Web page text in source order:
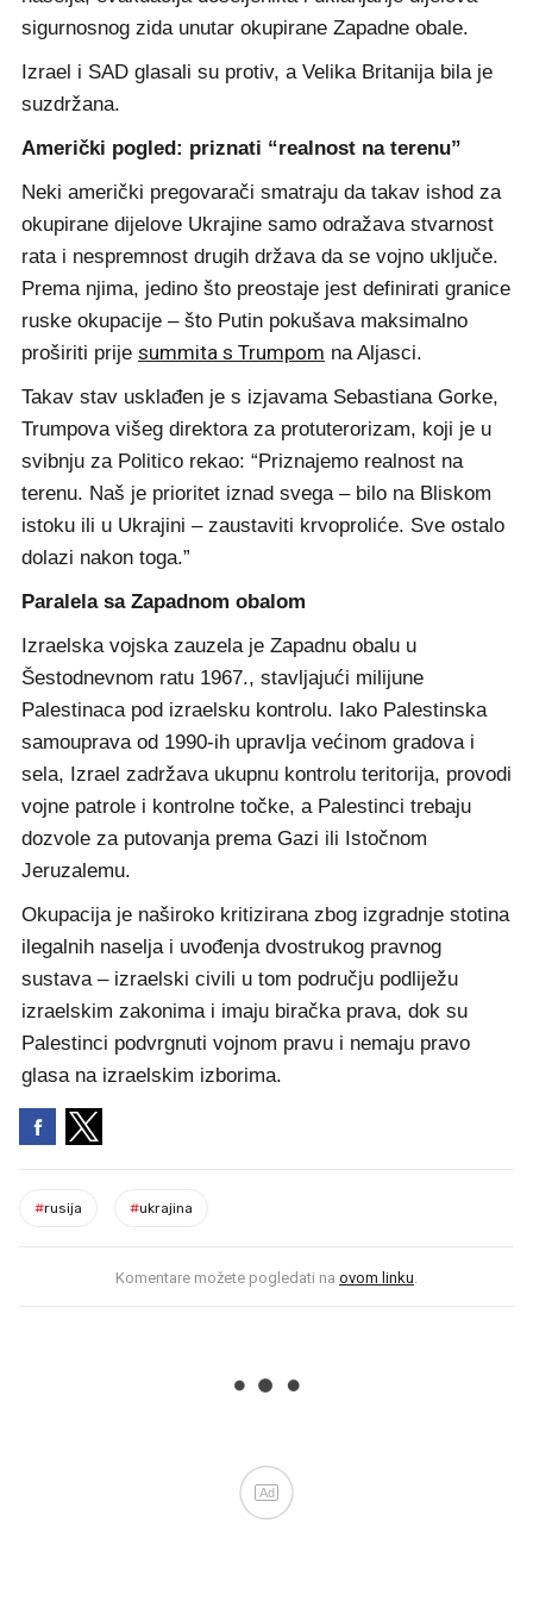
sigurnosnog zida unutar okupirane Zapadne obale.
Izrael i SAD glasali su protiv, a Velika Britanija bila je
suzdržana.
Američki pogled: priznati “realnost na terenu”
Neki američki pregovarači smatraju da takav ishod za
okupirane dijelove Ukrajine samo odražava stvarnost
rata i nespremnost drugih država da se vojno uključe.
Prema njima, jedino što preostaje jest definirati granice
ruske okupacije – što Putin pokušava maksimalno
proširiti prije summita s Trumpom na Aljasci.
Takav stav usklađen je s izjavama Sebastiana Gorke,
Trumpova višeg direktora za protuterorizam, koji je u
svibnju za Politico rekao: “Priznajemo realnost na
terenu. Naš je prioritet iznad svega – bilo na Bliskom
istoku ili u Ukrajini – zaustaviti krvoproliće. Sve ostalo
dolazi nakon toga.”
Paralela sa Zapadnom obalom
Izraelska vojska zauzela je Zapadnu obalu u
Šestodnevnom ratu 1967., stavljajući milijune
Palestinaca pod izraelsku kontrolu. Iako Palestinska
samouprava od 1990-ih upravlja većinom gradova i
sela, Izrael zadržava ukupnu kontrolu teritorija, provodi
vojne patrole i kontrolne točke, a Palestinci trebaju
dozvole za putovanja prema Gazi ili Istočnom
Jeruzalemu.
Okupacija je naširoko kritizirana zbog izgradnje stotina
ilegalnih naselja i uvođenja dvostrukog pravnog
sustava – izraelski civili u tom području podliježu
izraelskim zakonima i imaju biračka prava, dok su
Palestinci podvrgnuti vojnom pravu i nemaju pravo
glasa na izraelskim izborima.
#rusija #ukrajina
Komentare možete pogledati na ovom linku.
Ad